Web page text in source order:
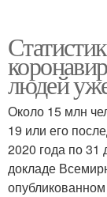
людей
Около 15 млн
19 или его
2020 года по 31
докладе